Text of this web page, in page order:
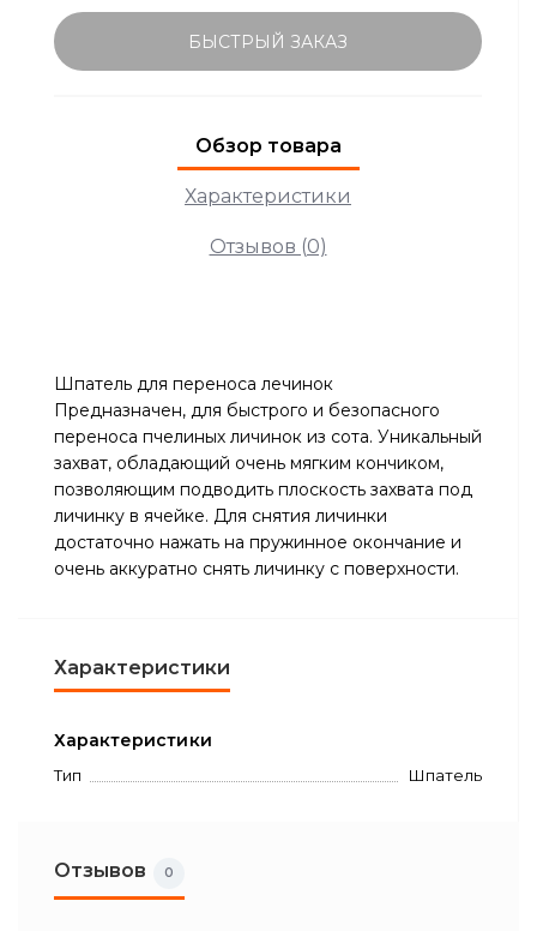
БЫСТРЫЙ ЗАКАЗ
Обзор товара
Характеристики
Отзывов (0)
Шпатель для переноса лечинок
Предназначен, для быстрого и безопасного
переноса пчелиных личинок из сота. Уникальный
захват, обладающий очень мягким кончиком,
позволяющим подводить плоскость захвата под
личинку в ячейке. Для снятия личинки
достаточно нажать на пружинное окончание и
очень аккуратно снять личинку с поверхности.
Характеристики
Характеристики
Тип Шпатель
Отзывов 0